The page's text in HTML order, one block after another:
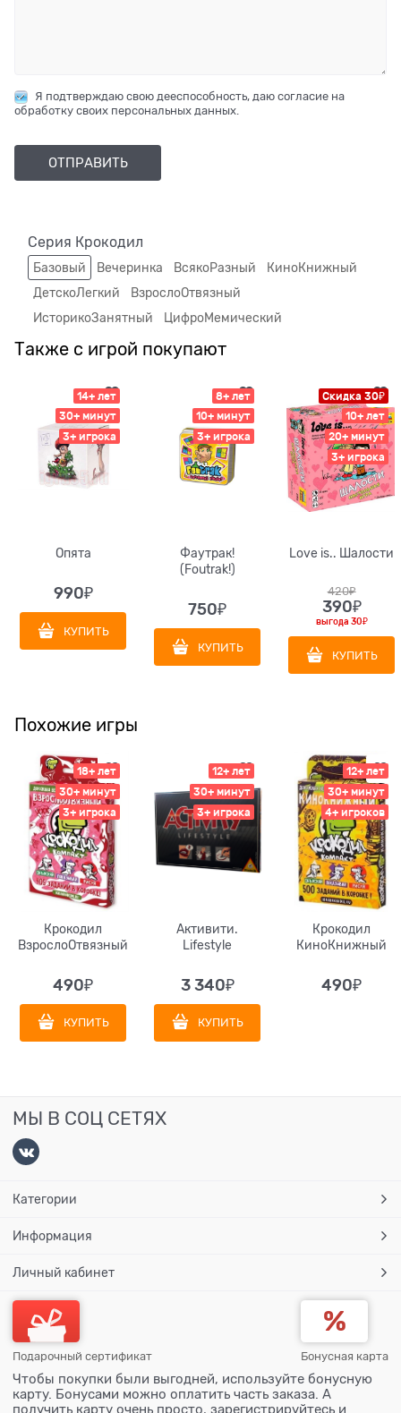
Я подтверждаю свою дееспособность, даю согласие на
обработку своих персональных данных.
Серия Крокодил
Базовый Вечеринка ВсякоРазный
КиноКнижный
ДетскоЛегкий
ВзрослоОтвязный
ИсторикоЗанятный
ЦифроМемический
Также с игрой покупают
14+ лет
30+ минут
3+ игрока
Опята
990₽
КУПИТЬ
8+ лет
10+ минут
3+ игрока
Фаутрак!
(Foutrak!)
750₽
КУПИТЬ
Скидка 30₽
10+ лет
20+ минут
3+ игрока
Love is.. Шалости
420₽
390₽
выгода 30₽
КУПИТЬ
Похожие игры
18+ лет
30+ минут
3+ игрока
Крокодил
ВзрослоОтвязный
490₽
КУПИТЬ
12+ лет
30+ минут
3+ игрока
Активити.
Lifestyle
3 340₽
КУПИТЬ
12+ лет
30+ минут
4+ игроков
Крокодил
КиноКнижный
490₽
МЫ В СОЦ СЕТЯХ
Категории
Информация
Личный кабинет
Подарочный сертификат Бонусная карта
Чтобы покупки были выгодней, используйте бонусную
карту. Бонусами можно оплатить часть заказа. А
получить карту очень просто, зарегистрируйтесь и